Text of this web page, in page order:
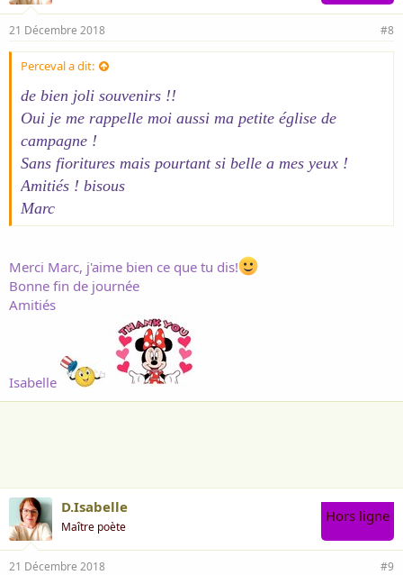
21 Décembre 2018 #8
Perceval a dit:
de bien joli souvenirs !!
Oui je me rappelle moi aussi ma petite église de
campagne !
Sans fioritures mais pourtant si belle a mes yeux !
Amitiés ! bisous
Marc
Merci Marc, j'aime bien ce que tu dis!
Bonne fin de journée
Amitiés
Isabelle
D.Isabelle
Maître poète
Hors ligne
21 Décembre 2018 #9